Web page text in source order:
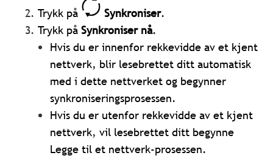
Trykk på
Synkroniser.
Trykk påSynkroniser nå.
Hvis du er innenfor rekkevidde av et kjent
nettverk, blir lesebrettet ditt automatisk
med i dette nettverket og begynner
synkroniseringsprosessen.
Hvis du er utenfor rekkevidde av et kjent
nettverk, vil lesebrettet ditt begynne
Legge til et nettverk-prosessen.